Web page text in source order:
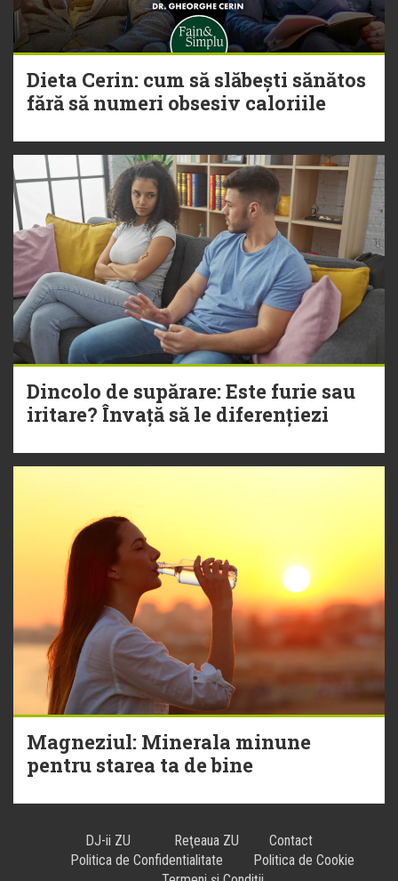
Dieta Cerin: cum să slăbești sănătos
fără să numeri obsesiv caloriile
Dincolo de supărare: Este furie sau
iritare? Învață să le diferențiezi
Magneziul: Minerala minune
pentru starea ta de bine
DJ-ii ZU Reţeaua ZU
Contact
Politica de Confidentialitate
Politica de Cookie